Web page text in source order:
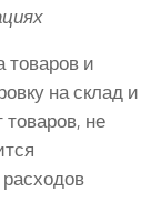
товаров и
на склад и
товаров, не